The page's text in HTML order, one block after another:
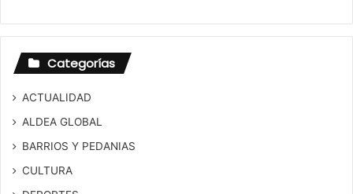
Categorías
ACTUALIDAD
ALDEA GLOBAL
BARRIOS Y PEDANIAS
CULTURA